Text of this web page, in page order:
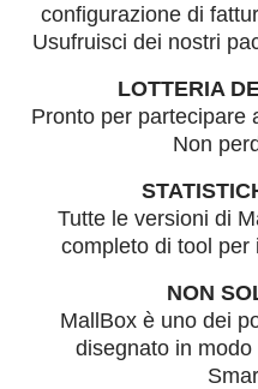
configurazione di
Usufruisci dei nostri
LOTTERIA
Pronto per partecipare
Non
Tutte le versioni di
completo di tool per
NON
MallBox è uno dei
disegnato in